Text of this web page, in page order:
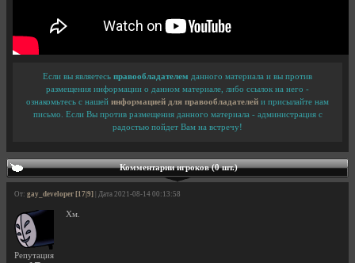
Если вы являетесь правообладателем данного материала и вы против
размещения информации о данном материале, либо ссылок на него -
ознакомьтесь с нашей информацией для правообладателей и присылайте нам
письмо. Если Вы против размещения данного материала - администрация с
радостью пойдет Вам на встречу!
Комментарии игроков (0 шт.)
От: gay_developer [17|9] | Дата 2021-08-14 00:13:58
Репутация
Хм.